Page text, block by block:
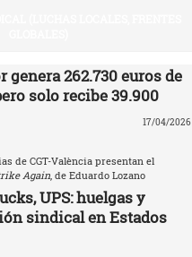
genera 262.730 euros de
solo recibe 39.900
17/04/2026
de CGT-València presentan el
Again, de Eduardo Lozano
UPS: huelgas y
sindical en Estados